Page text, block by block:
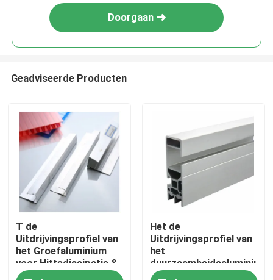
Doorgaan
Geadviseerde Producten
T de
Uitdrijvingsprofiel van
het Groefaluminium
voor Hittedissipatie &
Lichtgewichtstructuren
Het de
Uitdrijvingsprofiel van
het
duurzaamheidsaluminium
voor Openlucht